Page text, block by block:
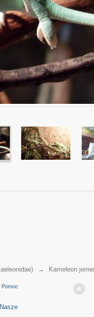
→ Kameleon
Pomoc
Nasze